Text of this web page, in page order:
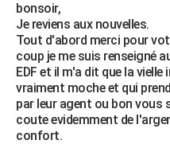
bonsoir,
Je reviens aux nouvelles.
Tout d'abord merci pour
coup je me suis renseigné
EDF et il m'a dit que la
vraiment moche et qui
par leur agent ou bon vous
coute evidemment de
confort.